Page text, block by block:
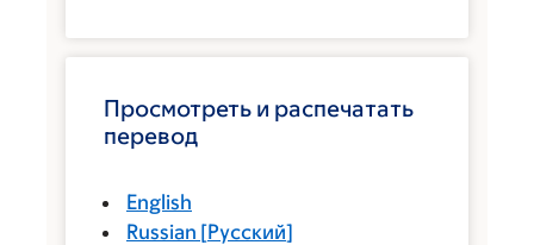
Просмотреть и распечатать
перевод
English
Russian [Русский]